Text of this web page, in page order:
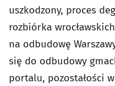
uszkodzony, proces
rozbiórka
na odbudowę
się do odbudowy
portalu, pozostałości